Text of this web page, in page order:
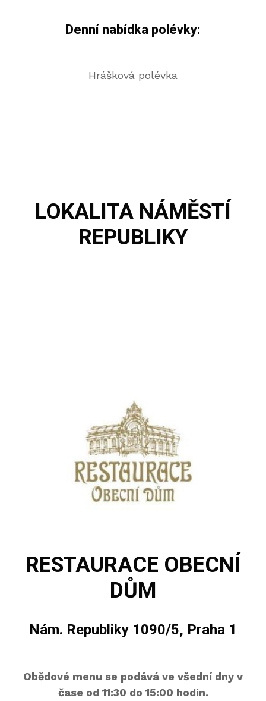
Denní nabídka polévky:
Hrášková polévka
LOKALITA NÁMĚSTÍ
REPUBLIKY
RESTAURACE OBECNÍ
DŮM
Nám. Republiky 1090/5, Praha 1
Obědové menu se podává ve všední dny v
čase od 11:30 do 15:00 hodin.